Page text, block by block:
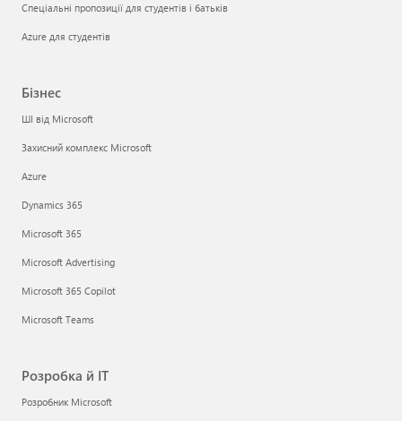
Спеціальні пропозиції для студентів і батьків
Azure для студентів
Бізнес
ШІ від Microsoft
Захисний комплекс Microsoft
Azure
Dynamics 365
Microsoft 365
Microsoft Advertising
Microsoft 365 Copilot
Microsoft Teams
Розробка й ІТ
Розробник Microsoft